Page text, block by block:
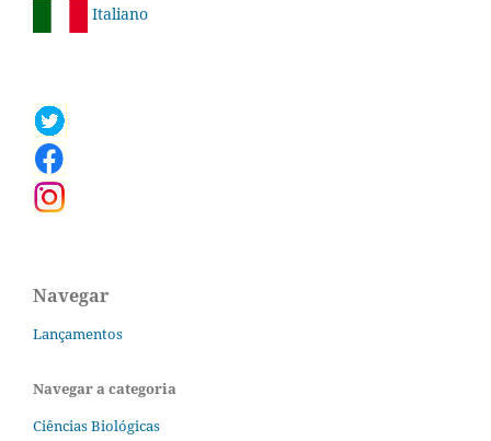
Italiano
Navegar
Lançamentos
Navegar a categoria
Ciências Biológicas